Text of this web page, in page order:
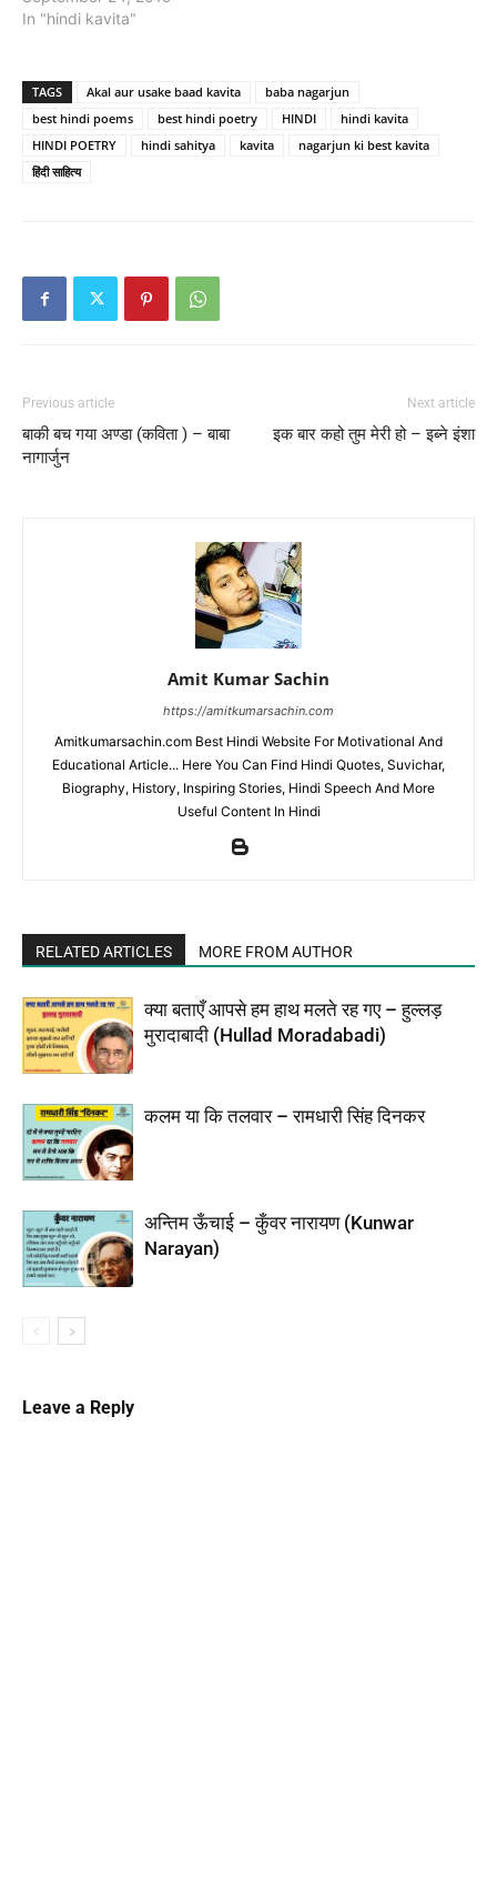
In "hindi kavita"
TAGS Akal aur usake baad kavita
baba nagarjun
best hindi poems
best hindi poetry HINDI
hindi kavita
HINDI POETRY
hindi sahitya kavita
nagarjun ki best kavita
हिंदी साहित्य
Previous article
बाकी बच गया अण्डा (कविता ) – बाबा
नागार्जुन
Next article
इक बार कहो तुम मेरी हो – इब्ने इंशा
Amit Kumar Sachin
https://amitkumarsachin.com
Amitkumarsachin.com Best Hindi Website For Motivational And
Educational Article... Here You Can Find Hindi Quotes, Suvichar,
Biography, History, Inspiring Stories, Hindi Speech And More
Useful Content In Hindi
RELATED ARTICLES MORE FROM AUTHOR
क्या बताएँ आपसे हम हाथ मलते रह गए – हुल्लड़
मुरादाबादी (Hullad Moradabadi)
कलम या कि तलवार – रामधारी सिंह दिनकर
अन्तिम ऊँचाई – कुँवर नारायण (Kunwar
Narayan)
Leave a Reply